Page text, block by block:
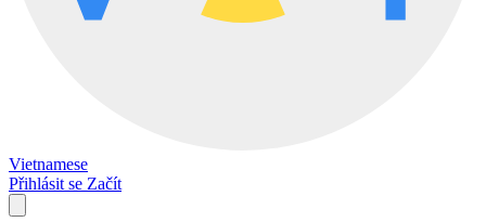
Vietnamese
Přihlásit se Začít